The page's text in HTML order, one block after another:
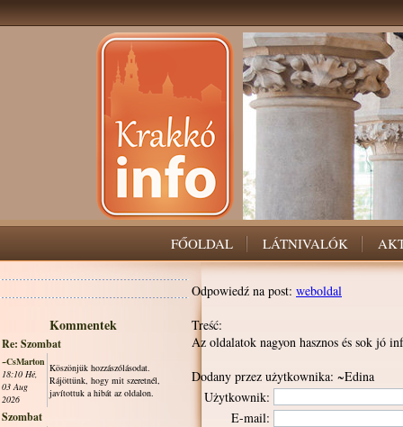
FŐOLDAL LÁTNIVALÓK
Kommentek
Re: Szombat
~CsMarton
18:10 Hé,
03 Aug
2026
Köszönjük hozzászólásodat.
Rájöttünk, hogy mit szeretnél,
javítottuk a hibát az oldalon.
Szombat
Odpowiedź na post: weboldal
Treść:
Az oldalatok nagyon hasznos és sok jó
Dodany przez użytkownika: ~Edina
Użytkownik:
E-mail: